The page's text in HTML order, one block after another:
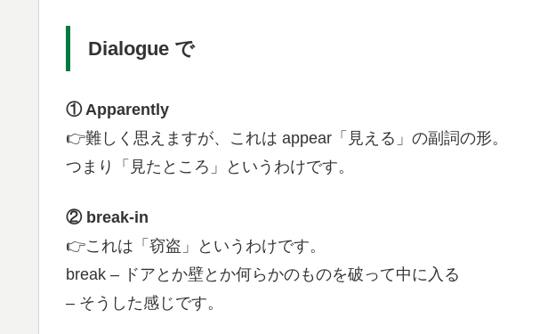
Dialogue で
① Apparently
👉難しく思えますが、これは appear「見える」の副詞の形。
つまり「見たところ」というわけです。
② break-in
👉これは「窃盗」というわけです。
break – ドアとか壁とか何らかのものを破って中に入る
– そうした感じです。